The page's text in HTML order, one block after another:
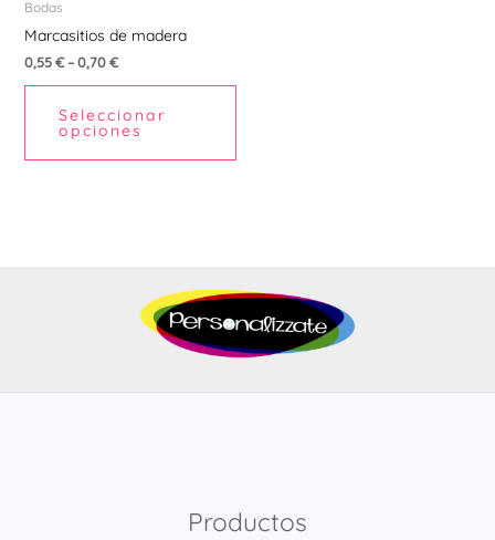
Bodas
Marcasitios de madera
0,55€–0,70€
Seleccionar
opciones
la
Productos